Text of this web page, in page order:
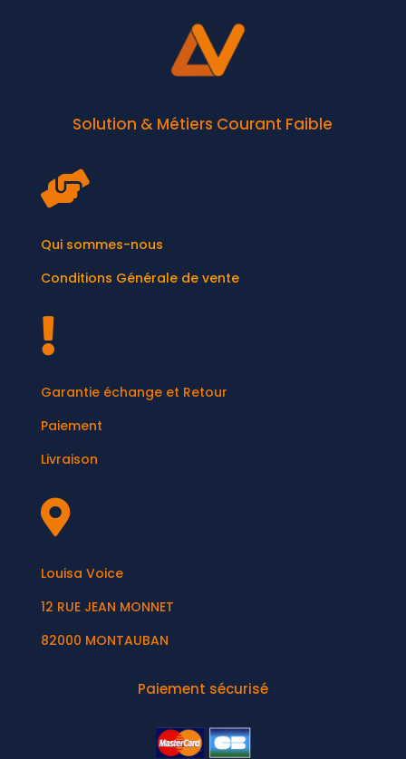
Solution & Métiers Courant Faible

Qui sommes-nous
Conditions Générale de vente

Garantie échange et Retour
Paiement
Livraison

Louisa Voice
12 RUE JEAN MONNET
82000 MONTAUBAN
Paiement sécurisé